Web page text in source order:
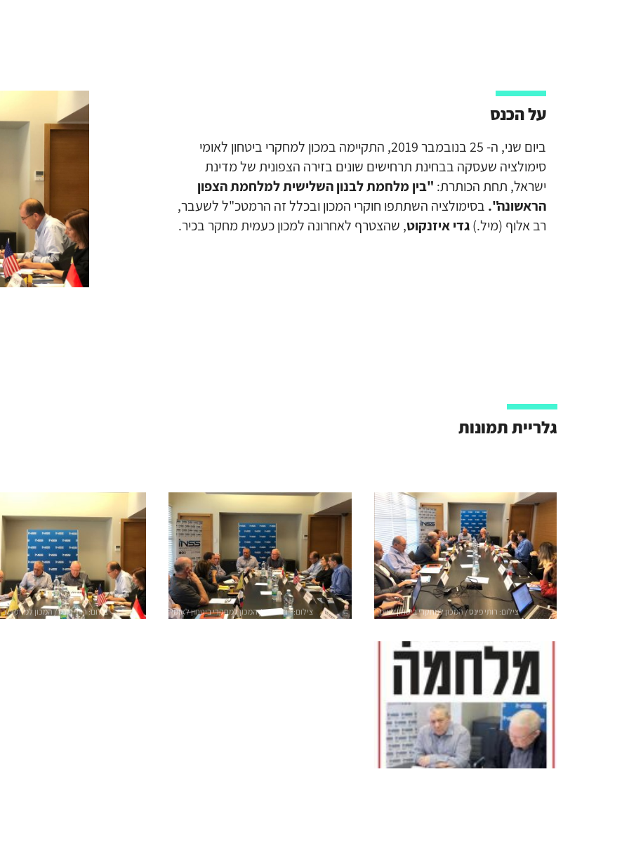
על הכנס
ביום שני, ה- 25 בנובמבר 2019, התקיימה במכון למחקרי ביטחון לאומי
סימולציה שעסקה בבחינת תרחישים שונים בזירה הצפונית של מדינת
ישראל, תחת הכותרת: "בין מלחמת לבנון השלישית למלחמת הצפון
הראשונה". בסימולציה השתתפו חוקרי המכון ובכלל זה הרמטכ"ל לשעבר,
רב אלוף (מיל.)גדי איזנקוט, שהצטרף לאחרונה למכון כעמית מחקר בכיר.
גלריית תמונות